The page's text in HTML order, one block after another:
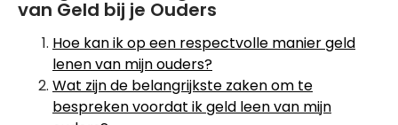
van Geld bij je Ouders
Hoe kan ik op een respectvolle manier geld
lenen van mijn ouders?
Wat zijn de belangrijkste zaken om te
bespreken voordat ik geld leen van mijn